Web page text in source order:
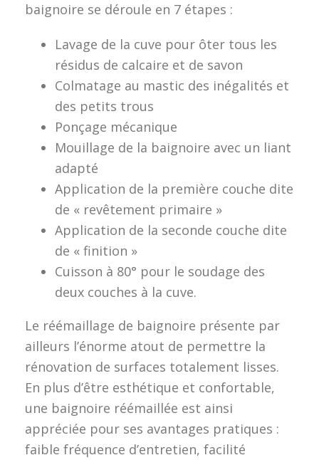
baignoire se déroule en 7 étapes :
Lavage de la cuve pour ôter tous les
résidus de calcaire et de savon
Colmatage au mastic des inégalités et
des petits trous
Ponçage mécanique
Mouillage de la baignoire avec un liant
adapté
Application de la première couche dite
de « revêtement primaire »
Application de la seconde couche dite
de « finition »
Cuisson à 80° pour le soudage des
deux couches à la cuve.
Le réémaillage de baignoire présente par
ailleurs l’énorme atout de permettre la
rénovation de surfaces totalement lisses.
En plus d’être esthétique et confortable,
une baignoire réémaillée est ainsi
appréciée pour ses avantages pratiques :
faible fréquence d’entretien, facilité